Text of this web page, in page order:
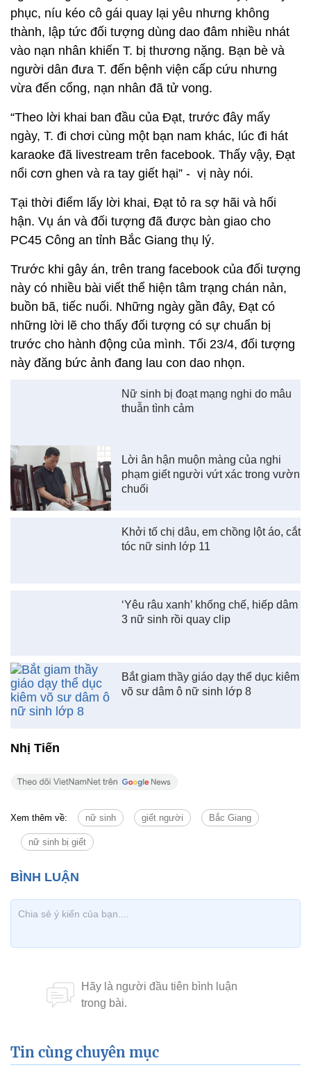
phục, níu kéo cô gái quay lại yêu nhưng không
thành, lập tức đối tượng dùng dao đâm nhiều nhát
vào nạn nhân khiến T. bị thương nặng. Bạn bè và
người dân đưa T. đến bệnh viện cấp cứu nhưng
vừa đến cổng, nạn nhân đã tử vong.
“Theo lời khai ban đầu của Đạt, trước đây mấy
ngày, T. đi chơi cùng một bạn nam khác, lúc đi hát
karaoke đã livestream trên facebook. Thấy vậy, Đạt
nổi cơn ghen và ra tay giết hại” - vị này nói.
Tại thời điểm lấy lời khai, Đạt tỏ ra sợ hãi và hối
hận. Vụ án và đối tượng đã được bàn giao cho
PC45 Công an tỉnh Bắc Giang thụ lý.
Trước khi gây án, trên trang facebook của đối tượng
này có nhiều bài viết thể hiện tâm trạng chán nản,
buồn bã, tiếc nuối. Những ngày gần đây, Đạt có
những lời lẽ cho thấy đối tượng có sự chuẩn bị
trước cho hành động của mình. Tối 23/4, đối tượng
này đăng bức ảnh đang lau con dao nhọn.
Nữ sinh bị đoạt mạng nghi do mâu
thuẫn tình cảm
Lời ân hận muộn màng của nghi
phạm giết người vứt xác trong vườn
chuối
Khởi tố chị dâu, em chồng lột áo, cắt
tóc nữ sinh lớp 11
‘Yêu râu xanh’ khống chế, hiếp dâm
3 nữ sinh rồi quay clip
Bắt giam thầy giáo dạy thể dục kiêm
võ sư dâm ô nữ sinh lớp 8
Nhị Tiến
Xem thêm về: nữ sinh giết người Bắc Giang
nữ sinh bị giết
Tin cùng chuyên mục